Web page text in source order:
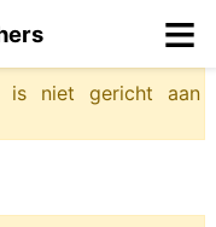
≡
is niet gericht aan